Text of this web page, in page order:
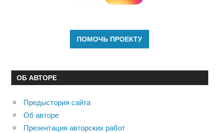
ОБ АВТОРЕ
Предыстория сайта
Об авторе
Презентация авторских работ